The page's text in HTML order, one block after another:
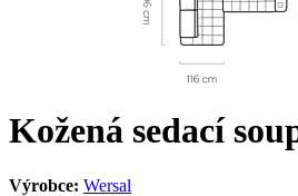
Kožená sedací
Výrobce: Wersal